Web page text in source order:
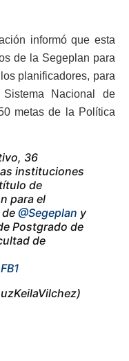
informó que esta
de la Segeplan para
planificadores, para
Nacional de
metas de la Política
36
instituciones
de
para el
@Segeplan y
Postgrado de
de